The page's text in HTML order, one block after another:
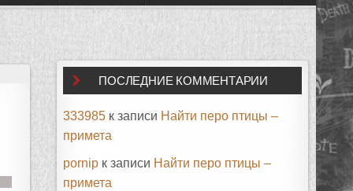
ПОСЛЕДНИЕ КОММЕНТАРИИ
333985 к записи Найти перо птицы –
примета
pornip к записи Найти перо птицы –
примета